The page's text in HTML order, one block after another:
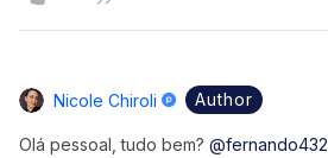
Nicole Chiroli Author
Olá pessoal, tudo bem? @fernando432